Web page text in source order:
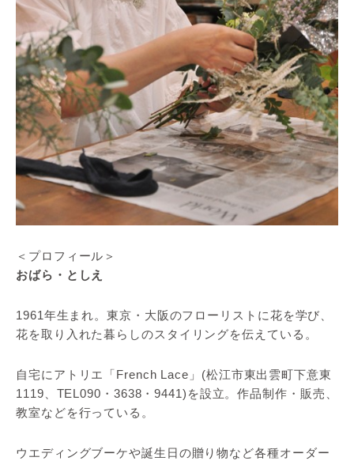
＜プロフィール＞
おばら・としえ
1961年生まれ。東京・大阪のフローリストに花を学び、
花を取り入れた暮らしのスタイリングを伝えている。
自宅にアトリエ「French Lace」(松江市東出雲町下意東
1119、TEL090・3638・9441)を設立。作品制作・販売、
教室などを行っている。
ウエディングブーケや誕生日の贈り物など各種オーダー